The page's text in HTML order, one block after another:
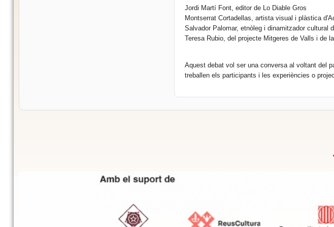
Jordi Martí Font, editor de Lo Diable Gros
Montserrat Cortadellas, artista visual i plàstica
Salvador Palomar, etnòleg i dinamitzador cultural
Teresa Rubio, del projecte Mitgeres de Valls i de
Aquest debat vol ser una conversa al voltant del
treballen els participants i les experiències o